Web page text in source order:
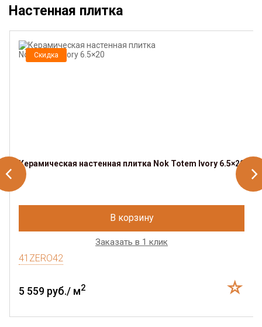
Настенная плитка
Скидка
Керамическая настенная плитка Nok Totem Ivory 6.5×20
В корзину
Заказать в 1 клик
41ZERO42
5 559 руб./ м2